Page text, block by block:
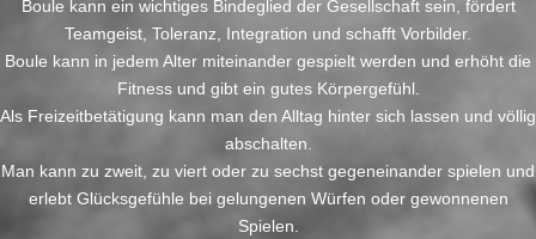
Boule kann ein wichtiges Bindeglied der Gesellschaft sein, fördert
Teamgeist, Toleranz, Integration und schafft Vorbilder.
Boule kann in jedem Alter miteinander gespielt werden und erhöht die
Fitness und gibt ein gutes Körpergefühl.
Als Freizeitbetätigung kann man den Alltag hinter sich lassen und völlig
abschalten.
Man kann zu zweit, zu viert oder zu sechst gegeneinander spielen und
erlebt Glücksgefühle bei gelungenen Würfen oder gewonnenen
Spielen.